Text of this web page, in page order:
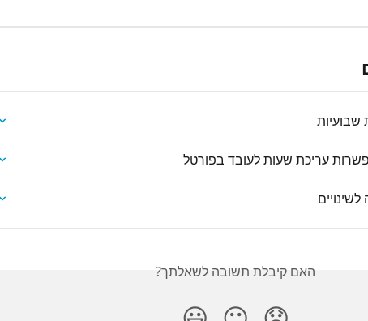
שבועיות
עריכת שעות לעובד בפורטל
האם קיבלת תשובה לשאלתך?